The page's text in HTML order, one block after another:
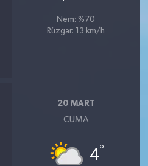
Nem: %70
Rüzgar: 13 km/h
20 MART
CUMA
4°